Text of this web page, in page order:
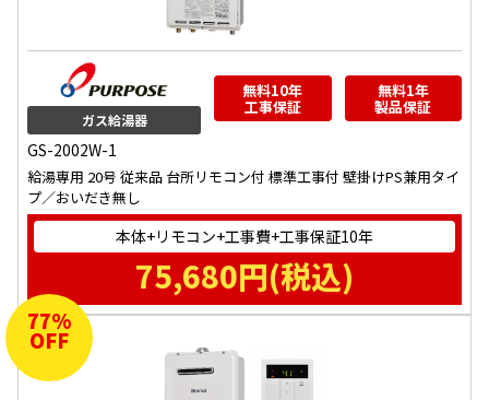
ガス給湯器
無料10年
工事保証
無料1年
製品保証
GS-2002W-1
給湯専用 20号 従来品 台所リモコン付 標準工事付 壁掛けPS兼用タイ
プ／おいだき無し
本体+リモコン+工事費+工事保証10年
75,680円(税込)
77%
OFF